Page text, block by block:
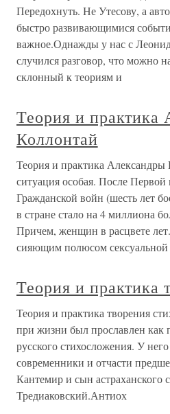
Передохнуть. Не Утесову, а
быстро развивающимися
важное.Однажды у нас с
случился разговор, что можно
склонный к теориям и
Теория и практика
Коллонтай
Теория и практика
ситуация особая. После
Гражданской войн (шесть лет
в стране стало на 4 миллиона
Причем, женщин в расцвете
сияющим полюсом сексуальной
Теория и практика
Теория и практика творения
при жизни был прославлен как
русского стихосложения. У
современники и отчасти
Кантемир и сын астраханского
Тредиаковский.Антиох